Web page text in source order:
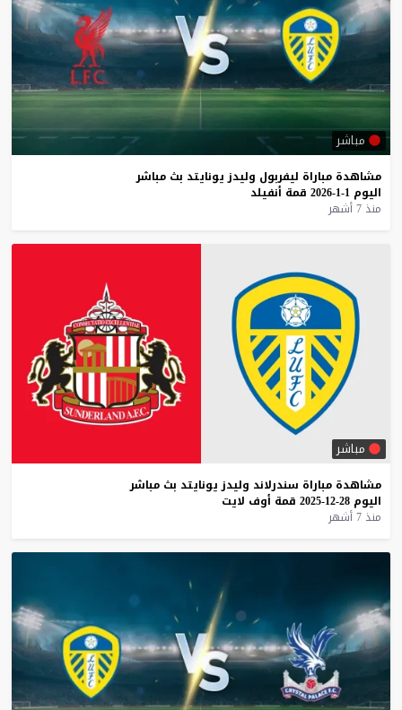
مباشر
مشاهدة مباراة ليفربول وليدز يونايتد بث مباشر
اليوم 1-1-2026 قمة أنفيلد
منذ 7 أشهر
مباشر
مشاهدة مباراة سندرلاند وليدز يونايتد بث مباشر
اليوم 28-12-2025 قمة أوف لايت
منذ 7 أشهر